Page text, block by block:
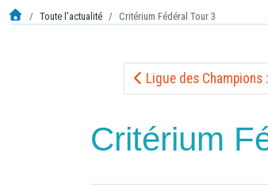
Toute l'actualité Critérium Fédéral Tour 3
Ligue des Champions
Critérium